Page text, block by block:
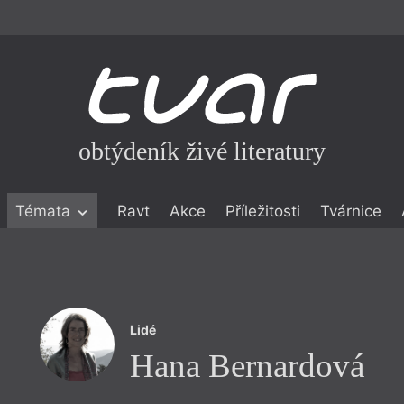
obtýdeník živé literatury
Témata Ravt Akce Příležitosti Tvárnice
Lidé
Hana Bernardová